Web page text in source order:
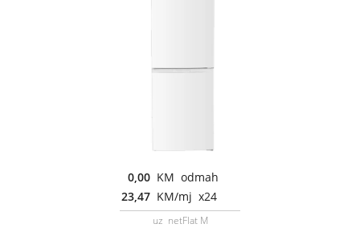
0,00 KM odmah
23,47 KM/mj x24
uz netFlat M